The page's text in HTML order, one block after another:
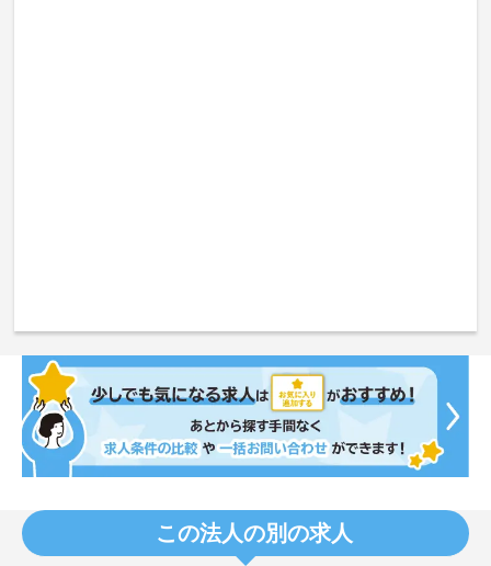
この法人の別の求人